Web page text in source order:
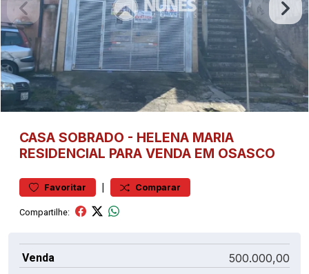
CASA SOBRADO - HELENA MARIA
RESIDENCIAL PARA VENDA EM OSASCO
Favoritar | Comparar
Compartilhe:
Venda 500.000,00